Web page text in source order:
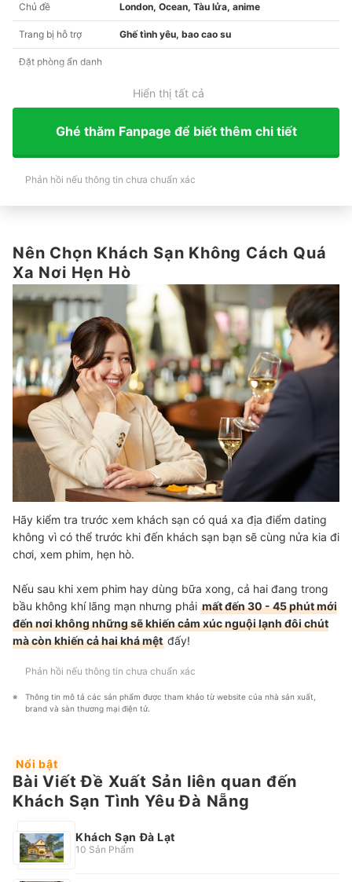
Chủ đề London, Ocean, Tàu lửa, anime
Trang bị hỗ trợ Ghế tình yêu, bao cao su
Đặt phòng ẩn danh
Hiển thị tất cả
Ghé thăm Fanpage để biết thêm chi tiết
Phản hồi nếu thông tin chưa chuẩn xác
Nên Chọn Khách Sạn Không Cách Quá
Xa Nơi Hẹn Hò
Hãy kiểm tra trước xem khách sạn có quá xa địa điểm dating
không vì có thể trước khi đến khách sạn bạn sẽ cùng nửa kia đi
chơi, xem phim, hẹn hò.
Nếu sau khi xem phim hay dùng bữa xong, cả hai đang trong
bầu không khí lãng mạn nhưng phải mất đến 30 - 45 phút mới
đến nơi không những sẽ khiến cảm xúc nguội lạnh đôi chút
mà còn khiến cả hai khá mệt đấy!
Phản hồi nếu thông tin chưa chuẩn xác
Thông tin mô tả các sản phẩm được tham khảo từ website của nhà sản xuất,
brand và sàn thương mại điện tử.
Nổi bật
Bài Viết Đề Xuất Sản liên quan đến
Khách Sạn Tình Yêu Đà Nẵng
Khách Sạn Đà Lạt
10 Sản Phẩm